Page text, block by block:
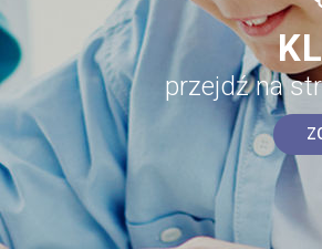
przejdź na